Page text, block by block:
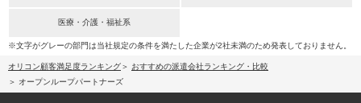
医療・介護・福祉系
※文字がグレーの部門は当社規定の条件を満たした企業が2社未満のため発表しておりません。
オリコン顧客満足度ランキング
おすすめの派遣会社ランキング・比較
オープンループパートナーズ